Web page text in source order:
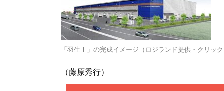
「羽生Ⅰ」の完成イメージ（ロジランド提供・クリッ
（藤原秀行）